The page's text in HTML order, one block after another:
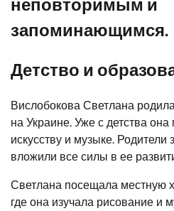
неповторимым и
запоминающимся.
Детство и
Вислобокова Светлана
на Украине. Уже с детства
искусству и музыке. Родители
вложили все силы в ее
Светлана посещала местную
где она изучала рисование и